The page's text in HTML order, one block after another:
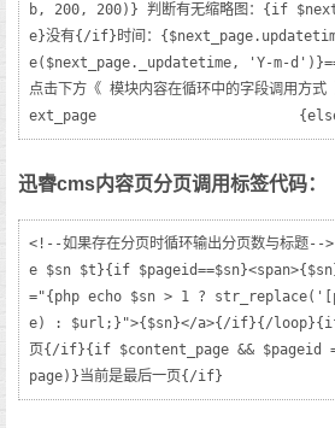
b, 200, 200)} 判断有无缩略图：{if
e}没有{/if}时间：
e($next_page._updatetime, 'Y-m-
点击下方《 模块内容在循环中的字段调用方
迅睿cms内容页分页调用标签代码：
<!--如果存在分页时循环输出分页数与标题
e $sn $t}{if
="{php echo $sn > 1 ?
e) : $url;}">{$sn}</a>{/if}{/loop}{if
页{/if}{if $content_page && $pageid
page)}当前是最后一页{/if}